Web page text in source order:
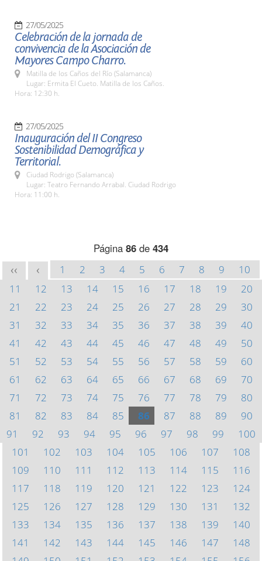
27/05/2025
Celebración de la jornada de
convivencia de la Asociación de
Mayores Campo Charro.
Matilla de los Caños del Río (Salamanca)
Lugar: Ermita El Cueto. Matilla de los Caños.
Hora: 12:30 h.
27/05/2025
Inauguración del II Congreso
Sostenibilidad Demográfica y
Territorial.
Ciudad Rodrigo (Salamanca)
Lugar: Teatro Fernando Arrabal. Ciudad Rodrigo
Hora: 11:00 h.
Página 86 de 434
<< < 1 2 3 4 5 6 7 8 9
10
11
12 13 14 15 16 17 18 19
20
21
22 23 24 25 26 27 28 29
30
31
32 33 34 35 36 37 38 39
40
41
42 43 44 45 46 47 48 49
50
51
52 53 54 55 56 57 58 59
60
61
62 63 64 65 66 67 68 69
70
71
72 73 74 75 76 77 78 79
80
81
82 83 84 85 86 87 88 89
90
91
92 93 94 95 96 97 98 99
100
101
102 103 104 105 106 107
108
109
110 111 112 113 114 115
116
117
118 119 120 121 122 123
124
125
126 127 128 129 130 131
132
133
134 135 136 137 138 139
140
141
142 143 144 145 146 147
148